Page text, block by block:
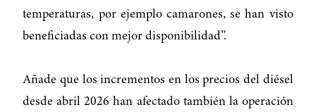
temperaturas, por ejemplo camarones, se han visto
beneficiadas con mejor disponibilidad”.
Añade que los incrementos en los precios del diésel
desde abril 2026 han afectado también la operación